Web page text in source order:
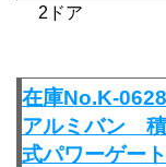
2ドア
在庫No.K-
アルミバン
式パワーゲー